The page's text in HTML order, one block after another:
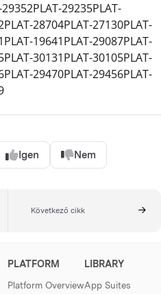
29235PLAT-
28704PLAT-27130PLAT-
19641PLAT-29087PLAT-
30131PLAT-30105PLAT-
29470PLAT-29456PLAT-
Igen Nem
Következő cikk
PLATFORM
Platform Overview
LIBRARY
App Suites